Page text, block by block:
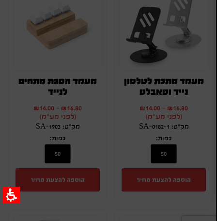
מעמד מתכת לטלפון
נייד וטאבלט
₪16.80
-
₪14.00
(לפני מע"מ)
מק"ט: SA-0182-1
כמות:
הוספה להצעת מחיר
מעמד הפגת מתחים
לנייד
₪16.80
-
₪14.00
(לפני מע"מ)
מק"ט: SA-1903
כמות:
הוספה להצעת מחיר